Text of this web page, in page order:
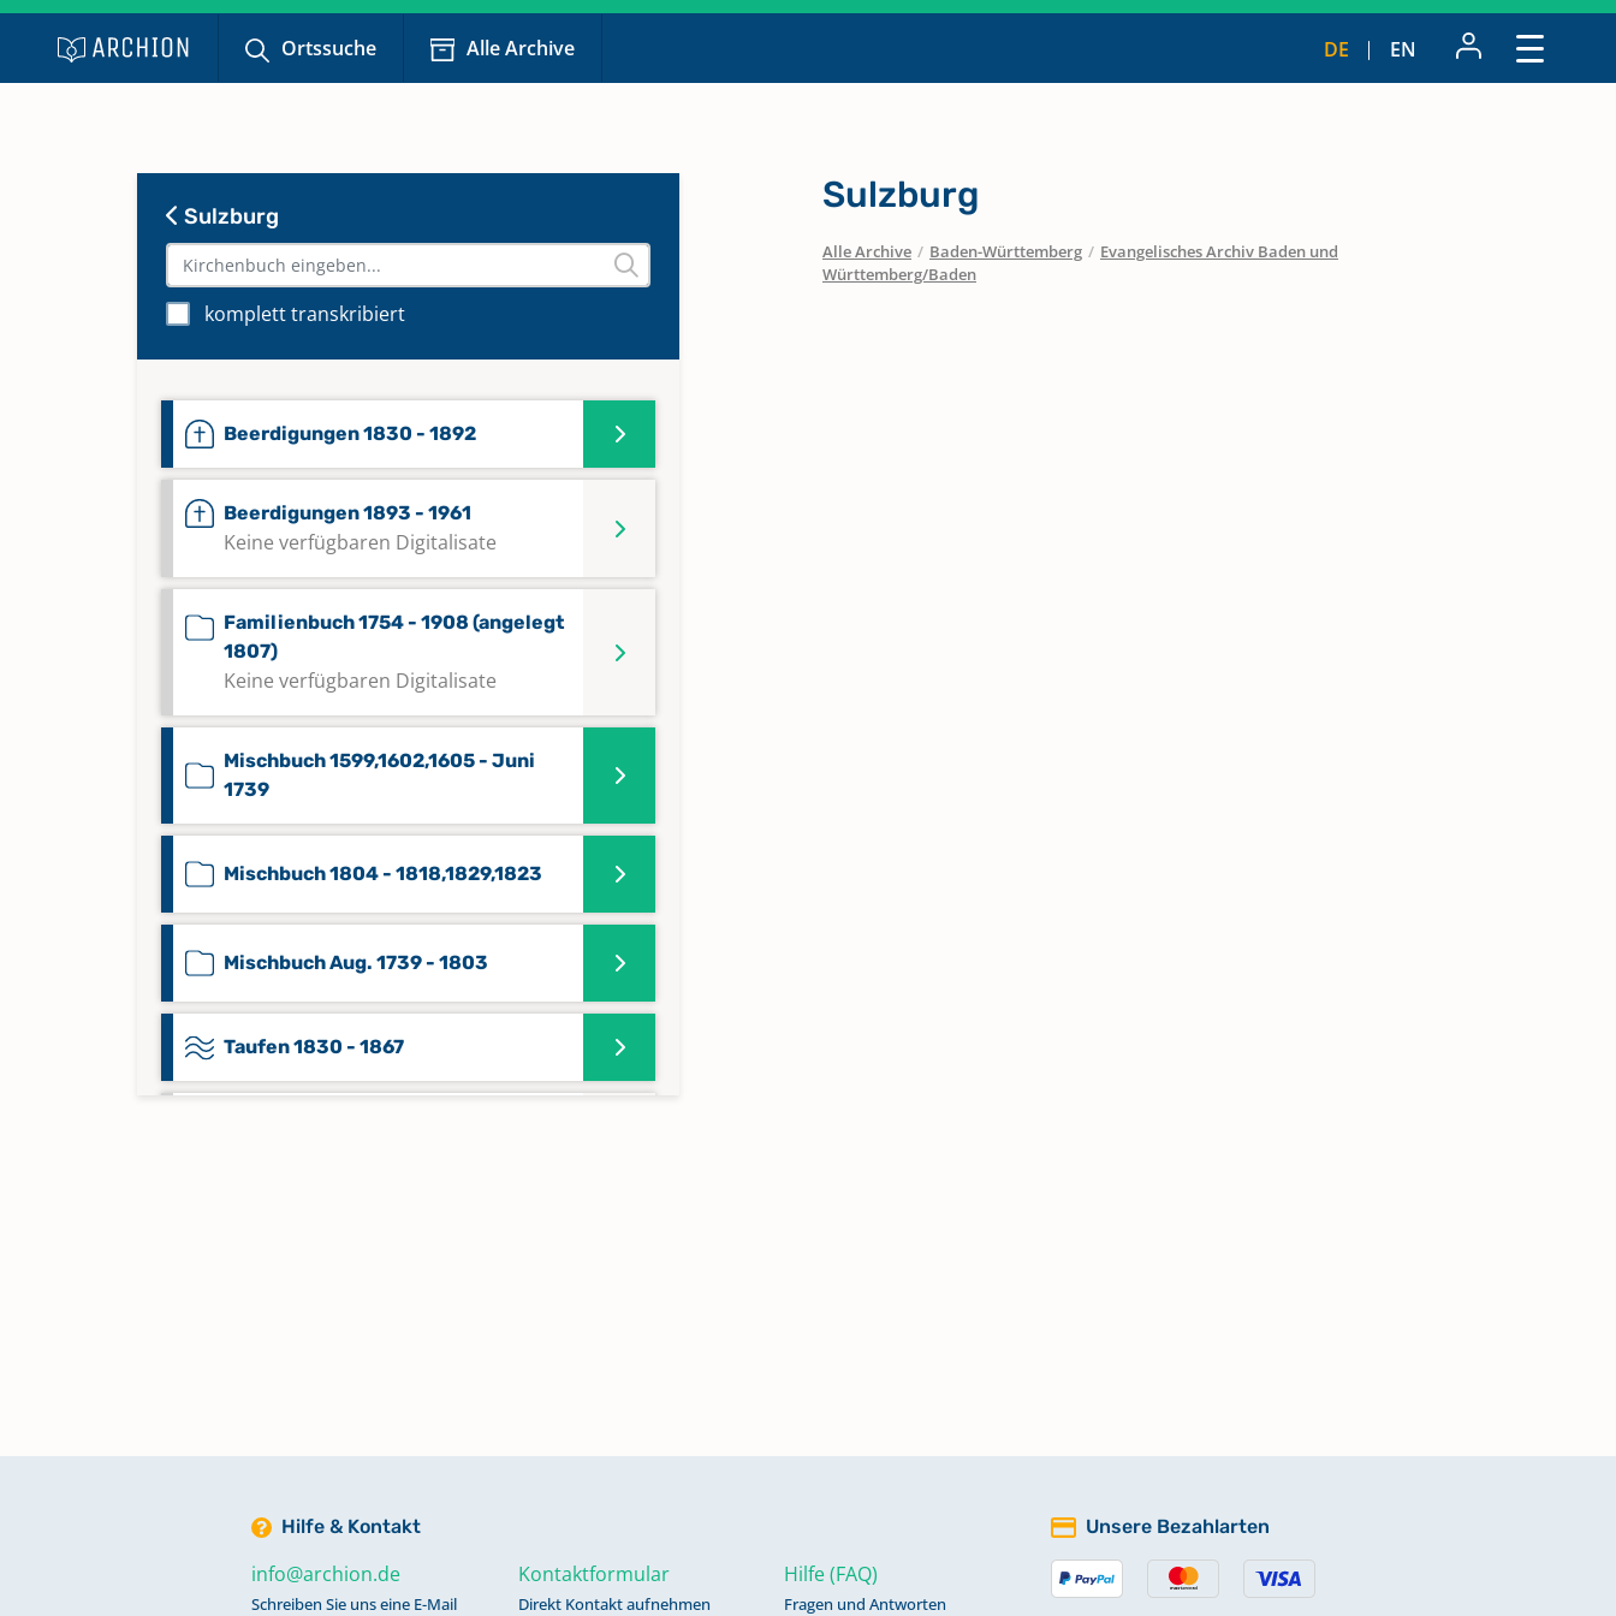
Ortssuche Alle Archive DE EN
Sulzburg
komplett transkribiert
Beerdigungen 1830 - 1892
Beerdigungen 1893 - 1961
Keine verfügbaren Digitalisate
Familienbuch 1754 - 1908 (angelegt
1807)
Keine verfügbaren Digitalisate
Mischbuch 1599,1602,1605 - Juni
1739
Mischbuch 1804 - 1818,1829,1823
Mischbuch Aug. 1739 - 1803
Taufen 1830 - 1867
Trauungen 1830 - 1961
Sulzburg
Alle Archive / Baden-Württemberg / Evangelisches Archiv Baden und
Württemberg/Baden
Hilfe & Kontakt
info@archion.de
Schreiben Sie uns eine E-Mail
Kontaktformular
Direkt Kontakt aufnehmen
Hilfe (FAQ)
Fragen und Antworten
Unsere Bezahlarten